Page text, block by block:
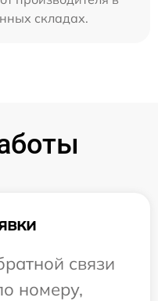
складах.
связи
номеру,